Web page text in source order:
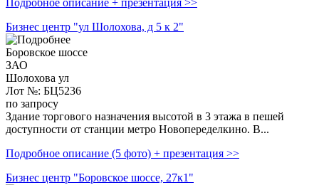
Подробное описание + презентация >>
Бизнес центр "ул Шолохова, д 5 к 2"
Боровское шоссе
ЗАО
Шолохова ул
Лот №: БЦ5236
по запросу
Здание торгового назначения высотой в 3 этажа в пешей
доступности от станции метро Новопеределкино. В...
Подробное описание (5 фото) + презентация >>
Бизнес центр "Боровское шоссе, 27к1"